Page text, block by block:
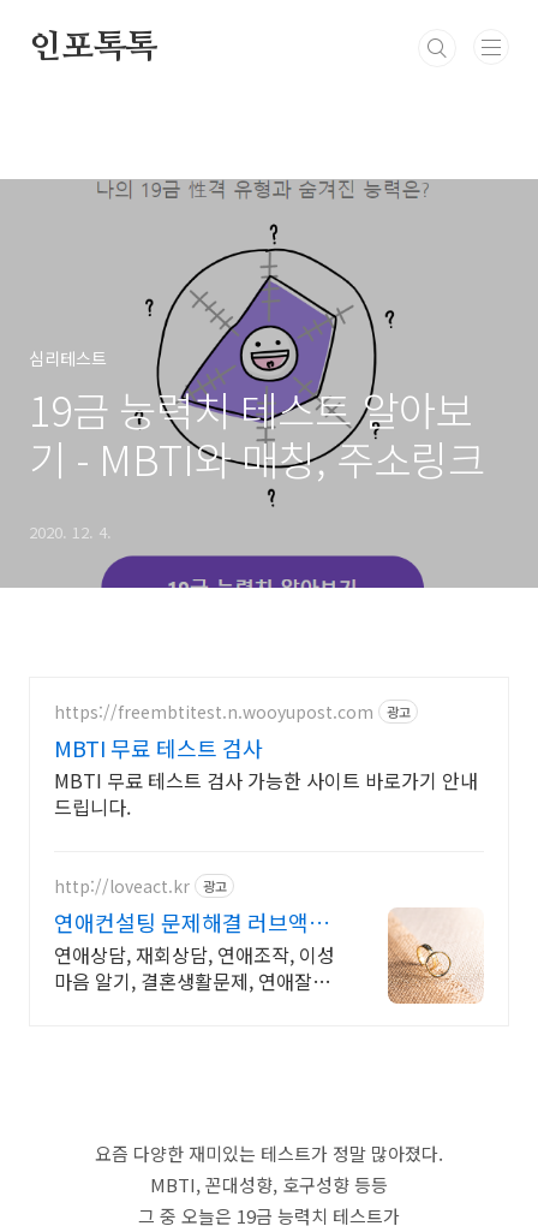
인포톡톡
심리테스트
19금 능력치 테스트 알아보
기 - MBTI와 매칭, 주소링크
2020. 12. 4.
https://freembtitest.n.wooyupost.com 광고
MBTI 무료 테스트 검사
MBTI 무료 테스트 검사 가능한 사이트 바로가기 안내
드립니다.
http://loveact.kr 광고
연애컨설팅 문제해결 러브액트
역할대행운영 실전경험 충분
연애상담, 재회상담, 연애조작, 이성
마음 알기, 결혼생활문제, 연애잘하
요즘 다양한 재미있는 테스트가 정말 많아졌다.
MBTI, 꼰대성향, 호구성향 등등
그 중 오늘은 19금 능력치 테스트가